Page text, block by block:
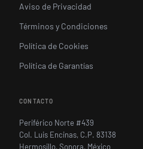
Aviso de Privacidad
Términos y Condiciones
Política de Cookies
Política de Garantías
CONTACTO
Periférico Norte #439
Col. Luis Encinas, C.P. 83138
Hermosillo, Sonora, México